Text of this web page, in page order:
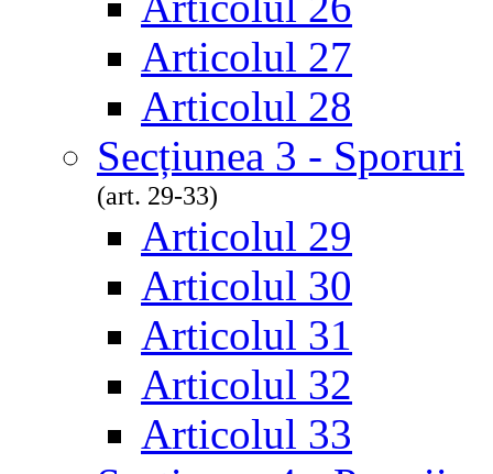
Articolul 27
Articolul 28
Secțiunea 3 - Sporuri
(art. 29-33)
Articolul 29
Articolul 30
Articolul 31
Articolul 32
Articolul 33